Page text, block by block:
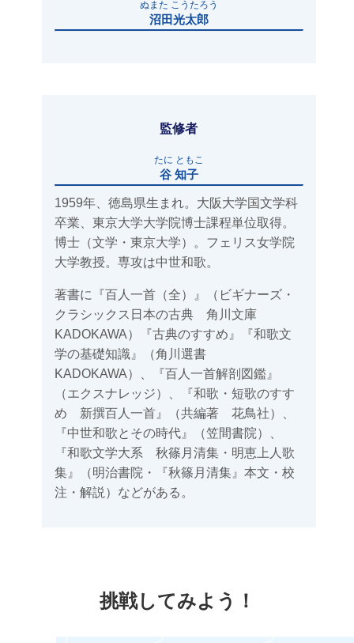
沼田光太郎
ぬまた こうたろう
監修者
谷 知子
たに ともこ
1959年、徳島県生まれ。大阪大学国文学科
卒業、東京大学大学院博士課程単位取得。
博士（文学・東京大学）。フェリス女学院
大学教授。専攻は中世和歌。
著書に『百人一首（全）』（ビギナーズ・
クラシックス日本の古典 角川文庫
KADOKAWA）『古典のすすめ』『和歌文
学の基礎知識』（角川選書
KADOKAWA）、『百人一首解剖図鑑』
（エクスナレッジ）、『和歌・短歌のすす
め 新撰百人一首』（共編著 花鳥社）、
『中世和歌とその時代』（笠間書院）、
『和歌文学大系 秋篠月清集・明恵上人歌
集』（明治書院・『秋篠月清集』本文・校
注・解説）などがある。
挑戦してみよう！